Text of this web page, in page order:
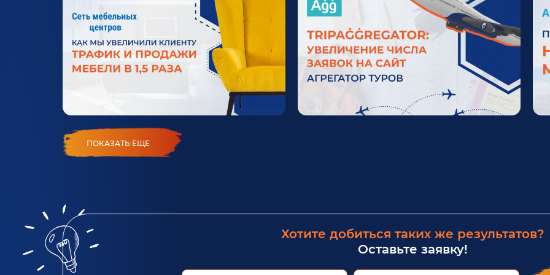
ПОКАЗАТЬ ЕЩЕ
Хотите добиться таких же результатов?
Оставьте заявку!